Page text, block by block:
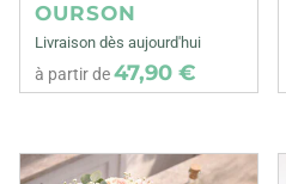
OURSON
Livraison dès aujourd'hui
à partir de47,90 €